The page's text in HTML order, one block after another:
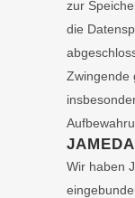
zur
die
Zwingende
JAMEDA
Wir haben